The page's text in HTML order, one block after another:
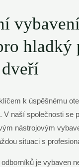
hladký
k úspěšnému
V naší společnosti se
nástrojovým
situaci s
je vybaven